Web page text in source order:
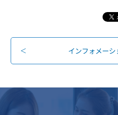
インフォメー